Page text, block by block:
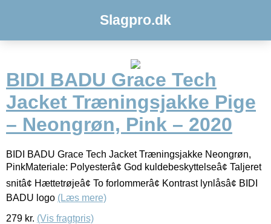
Slagpro.dk
BIDI BADU Grace Tech
Jacket Træningsjakke Pige
– Neongrøn, Pink – 2020
BIDI BADU Grace Tech Jacket Træningsjakke Neongrøn,
PinkMateriale: Polyesterâ¢ God kuldebeskyttelseâ¢ Taljeret
snitâ¢ Hættetrøjeâ¢ To forlommerâ¢ Kontrast lynlåsâ¢ BIDI
BADU logo (Læs mere)
279 kr. (Vis fragtpris)